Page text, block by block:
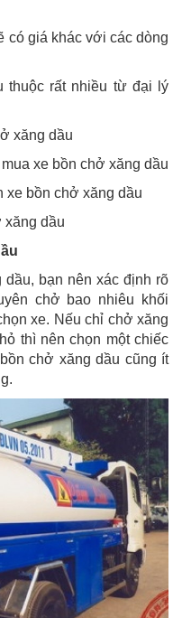
có giá khác với các dòng
thuộc rất nhiều từ đại lý
xăng dầu
xe bồn chở xăng dầu
xe bồn chở xăng dầu
xăng dầu
bạn nên xác định rõ
chở bao nhiêu khối
xe. Nếu chỉ chở xăng
thì nên chọn một chiếc
chở xăng dầu cũng ít